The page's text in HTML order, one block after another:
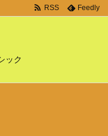
ック
RSS Feedly